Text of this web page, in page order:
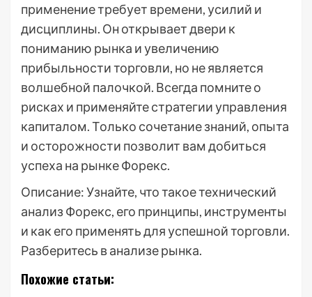
применение требует времени, усилий и
дисциплины. Он открывает двери к
пониманию рынка и увеличению
прибыльности торговли, но не является
волшебной палочкой. Всегда помните о
рисках и применяйте стратегии управления
капиталом. Только сочетание знаний, опыта
и осторожности позволит вам добиться
успеха на рынке Форекс.
Описание: Узнайте, что такое технический
анализ Форекс, его принципы, инструменты
и как его применять для успешной торговли.
Разберитесь в анализе рынка.
Похожие статьи: